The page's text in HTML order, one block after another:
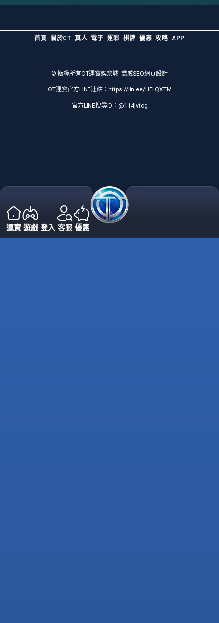
首頁 關於OT 真人 電子 運彩 棋牌 優惠 攻略 APP
© 版權所有OT運寶娛樂城 喬威SEO網頁設計
OT運寶官方LINE連結： https://lin.ee/HFLQXTM
官方LINE搜尋ID：@114jvtog
OT
運寶 遊戲 登入 客服 優惠